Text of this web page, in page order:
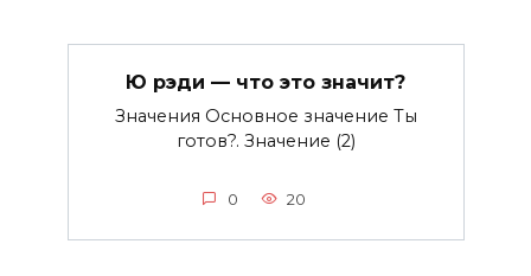
Ю рэди — что это значит?
Значения Основное значение Ты
готов?. Значение (2)
0 20